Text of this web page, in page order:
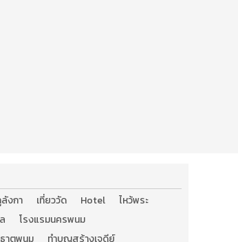
งกา เที่ยววัด Hotel
ไหว้พระ
โรงแรมนครพนม
าตุพนม ทำบุญสร้างเจดีย์